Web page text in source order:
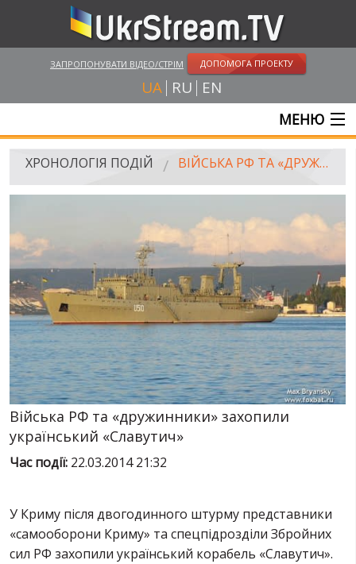
ЗАПРОПОНУВАТИ ВІДЕО/СТРІМ ДОПОМОГА ПРОЕКТУ
UA RU EN
МЕНЮ
ГОЛОВНА
РОСІЙСЬКО-УКРАЇНСЬКА ВІЙНА
"WINTER ON FIRE"
ХРОНОЛОГІЯ ЄВРОМАЙДАНУ
ПОСЛУГИ
ХРОНОЛОГІЯ ПОДІЙ ВІЙСЬКА РФ ТА «ДРУЖИННИКИ» ЗАХОПИЛИ УКРАЇНСЬКИЙ «СЛАВУТИЧ»
Війська РФ та «дружинники» захопили
український «Славутич»
Час події: 22.03.2014 21:32
У Криму після двогодинного штурму представники
«самооборони Криму» та спецпідрозділи Збройних
сил РФ захопили український корабель «Славутич».